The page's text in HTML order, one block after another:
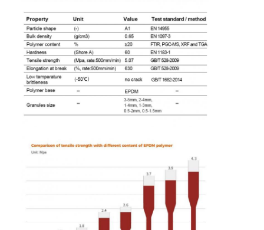
Controle da qualidade
Contacte-nos
Notícia
Conversar Agora
Piso de borracha desportiva
Piso de borracha de parque infantil
Pavimentos de borracha de condicionamento